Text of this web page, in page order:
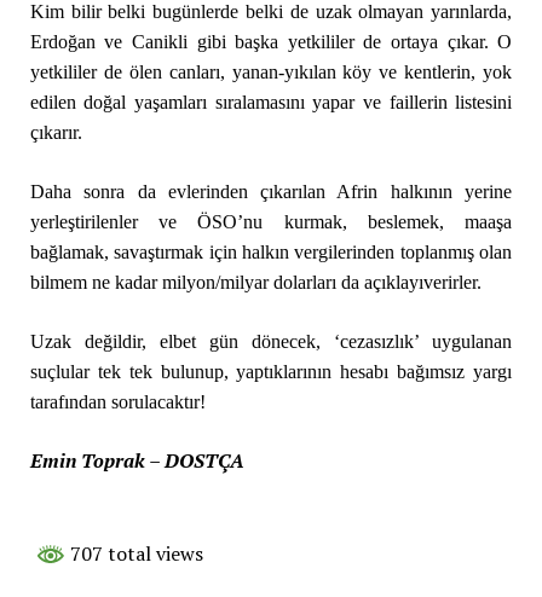
Kim bilir belki bugünlerde belki de uzak olmayan yarınlarda,
Erdoğan ve Canikli gibi başka yetkililer de ortaya çıkar. O
yetkililer de ölen canları, yanan-yıkılan köy ve kentlerin, yok
edilen doğal yaşamları sıralamasını yapar ve faillerin listesini
çıkarır.
Daha sonra da evlerinden çıkarılan Afrin halkının yerine
yerleştirilenler ve ÖSO’nu kurmak, beslemek, maaşa
bağlamak, savaştırmak için halkın vergilerinden toplanmış olan
bilmem ne kadar milyon/milyar dolarları da açıklayıverirler.
Uzak değildir, elbet gün dönecek, ‘cezasızlık’ uygulanan
suçlular tek tek bulunup, yaptıklarının hesabı bağımsız yargı
tarafından sorulacaktır!
Emin Toprak – DOSTÇA
707 total views